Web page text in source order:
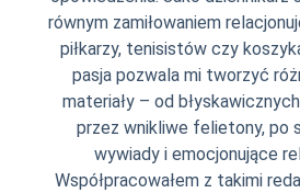
równym zamiłowaniem
piłkarzy, tenisistów czy
pasja pozwala mi tworzyć
materiały – od
przez wnikliwe felietony, po
wywiady i emocjonujące
Współpracowałem z takimi